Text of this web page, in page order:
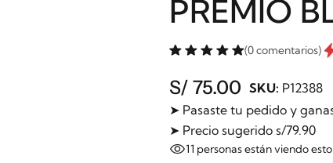
PREMIO
(0 comentarios)
S/ 75.00 SKU: P12388
➤ Pasaste tu pedido y
➤ Precio sugerido s/79.90
11 personas están viendo